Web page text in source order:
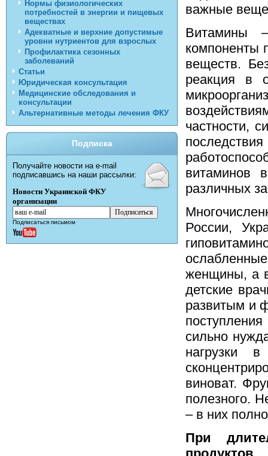
Нормы физиологических
потребностей в энергии и пищевых
веществах
Адекватные и верхние допустимые
уровни нутриентов для взрослых
Профилактика сезонных
заболеваний
Статьи
Юридическая консультация
Медицинские обследования и
консультации
Альтернативные методы лечения ФКУ
Подписка
Получайте новости на e-mail
подписавшись на наши рассылки:
Новости Украинской ФКУ
организации
Подписаться письмом
важные
Витамины
компоненты
веществ.
реакция в
частности,
витаминов
различных
России,
женщины, а
детские
развитым и
сильно
нагрузки
виноват.
полезного.
– в них
При